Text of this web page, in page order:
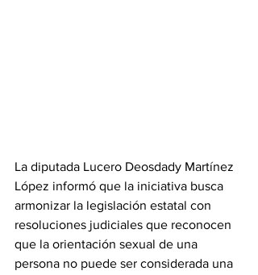
La diputada Lucero Deosdady Martínez
López informó que la iniciativa busca
armonizar la legislación estatal con
resoluciones judiciales que reconocen
que la orientación sexual de una
persona no puede ser considerada una